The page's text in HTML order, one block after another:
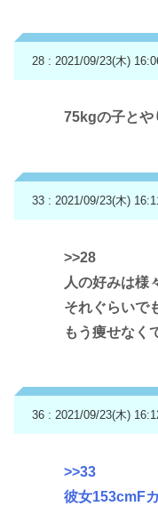
28 : 2021/09/23(木)
75kgの子とや
33 : 2021/09/23(木)
>>28
人の好みは様
それぐらいで
もう痩せなく
36 : 2021/09/23(木)
>>33
彼女153cmF